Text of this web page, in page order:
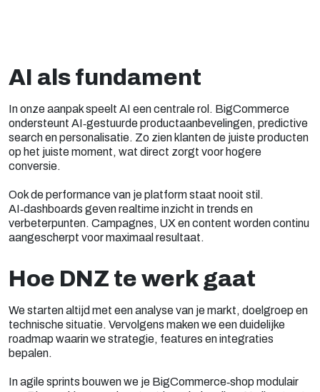
AI als fundament
In onze aanpak speelt AI een centrale rol. BigCommerce
ondersteunt AI‑gestuurde productaanbevelingen, predictive
search en personalisatie. Zo zien klanten de juiste producten
op het juiste moment, wat direct zorgt voor hogere
conversie.
Ook de performance van je platform staat nooit stil.
AI‑dashboards geven realtime inzicht in trends en
verbeterpunten. Campagnes, UX en content worden continu
aangescherpt voor maximaal resultaat.
Hoe DNZ te werk gaat
We starten altijd met een analyse van je markt, doelgroep en
technische situatie. Vervolgens maken we een duidelijke
roadmap waarin we strategie, features en integraties
bepalen.
In agile sprints bouwen we je BigCommerce‑shop modulair